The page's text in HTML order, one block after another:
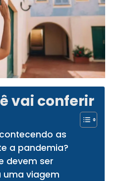
vai conferir
as
a pandemia?
devem ser
uma viagem